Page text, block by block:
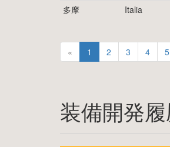
多摩
Italia
« 1 2 3 4 5
装備開発